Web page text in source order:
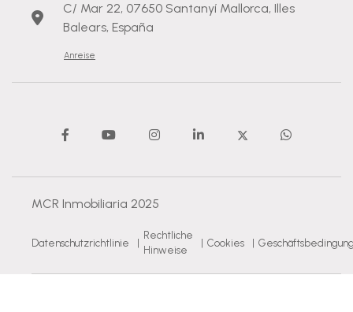
C/ Mar 22, 07650 Santanyí Mallorca, Illes
Balears, España
Anreise
MCR Inmobiliaria 2025
Datenschutzrichtlinie |
Rechtliche
Hinweise
| Cookies |